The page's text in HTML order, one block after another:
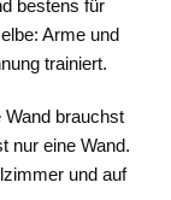
bestens für
Arme und
trainiert.
Wand brauchst
nur eine Wand.
und auf